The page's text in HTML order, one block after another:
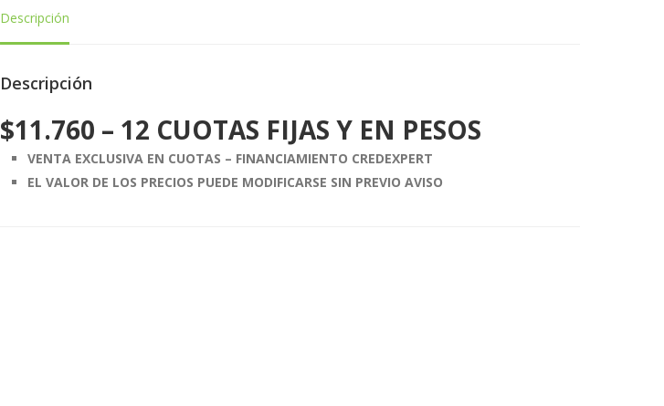
Descripción
Descripción
$11.760 – 12 CUOTAS FIJAS Y EN PESOS
VENTA EXCLUSIVA EN CUOTAS – FINANCIAMIENTO CREDEXPERT
EL VALOR DE LOS PRECIOS PUEDE MODIFICARSE SIN PREVIO AVISO